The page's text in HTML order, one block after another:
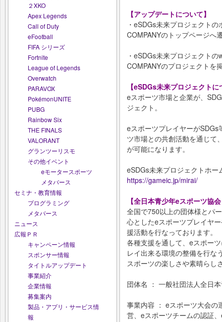
２XKO
Apex Legends
Call of Duty
eFootball
FIFA シリーズ
Fortnite
League of Legends
Overwatch
PARAVOX
PokémonUNITE
PUBG
Rainbow Six
THE FINALS
VALORANT
グランツーリスモ
その他イベント
eモータースポーツ
メタバース
セミナ・教育情報
プログラミング
メタバース
ニュース
広報ＰＲ
キャンペーン情報
スポンサー情報
タイトルアップデート
事業紹介
企業情報
募集案内
製品・アプリ・サービス情
報
【アップデートについて】
・eSDGs未来プロジェクト
COMPANYのトップページへ
・eSDGs未来プロジェクト
COMPANYのプロジェクトを
【eSDGs未来プロジェクト
eスポーツ市場と企業が、
ジェクト。
eスポーツプレイヤーが
ツ市場との共創活動を通じて
が可能になります。
eSDGs未来プロジェクトホー
https://gameic.jp/mirai/
【全日本青少年eスポーツ協
全国で750以上の団体様とパ
心としたeスポーツプレイヤ
援活動を行なっております。
各種支援を通して、eスポー
レイ出来る環境の整備を行な
スポーツの楽しさや素晴らし
団体名 ： 一般社団法人全日
事業内容 ： eスポーツ大会の
営、eスポーツチームの認証